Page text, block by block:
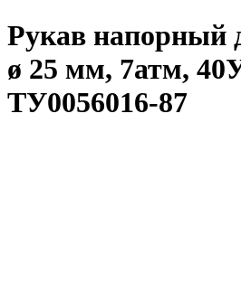
Рукав напорный
ø 25 мм, 7атм,
ТУ0056016-87